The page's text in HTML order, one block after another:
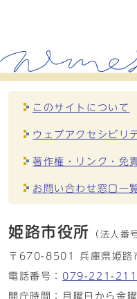
このサイトについて
ウェブアクセシビリ
著作権・リンク・免
お問い合わせ窓口一
姫路市役所 （法人番
〒670-8501 兵庫県姫路
電話番号： 079-221-
開庁時間：月曜日から金